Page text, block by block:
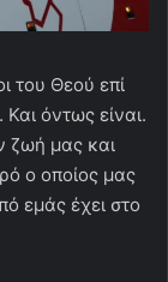
του Θεού επί
όντως είναι.
ζωή μας και
ο οποίος μας
εμάς έχει στο